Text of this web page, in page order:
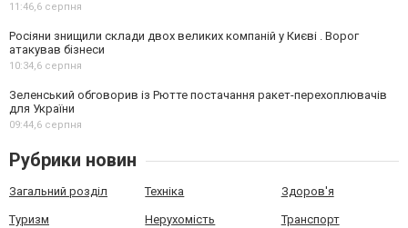
11:46,6 серпня
Росіяни знищили склади двох великих компаній у Києві . Ворог
атакував бізнеси
10:34,6 серпня
Зеленський обговорив із Рютте постачання ракет-перехоплювачів
для України
09:44,6 серпня
Рубрики новин
Загальний розділ Техніка Здоров'я
Туризм Нерухомість Транспорт